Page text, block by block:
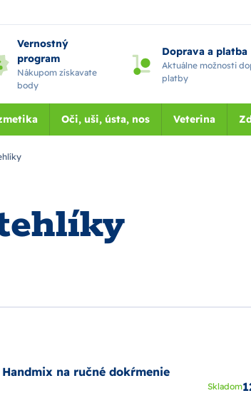
Vernostný
program
Nákupom získavate
body
Doprava a platba
Aktuálne možnosti
platby
Oči, uši, ústa, nos Veterina
na ručné dokŕmenie
Skladom